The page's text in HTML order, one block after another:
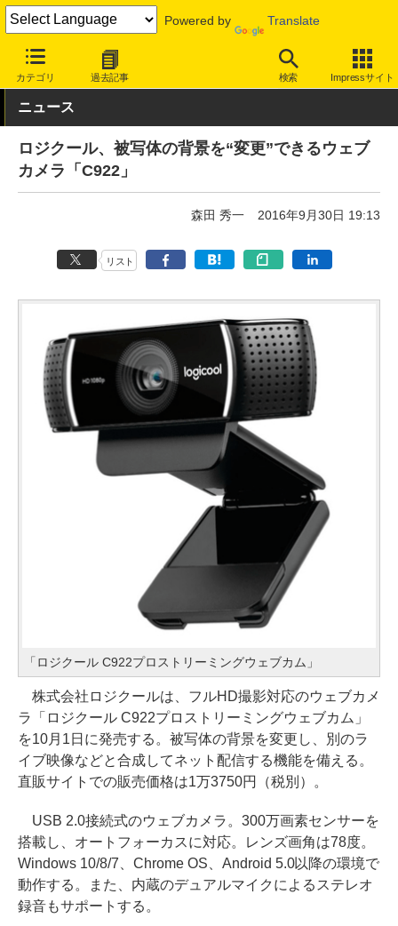
Powered by Translate
カテゴリ 過去記事 検索 Impressサイト
INTERNET Watch ハードウェア
ニュース
ロジクール、被写体の背景を“変更”できるウェブ
カメラ「C922」
森田 秀一 2016年9月30日 19:13
リスト
「ロジクール C922プロストリーミングウェブカム」
株式会社ロジクールは、フルHD撮影対応のウェブカメ
ラ「ロジクール C922プロストリーミングウェブカム」
を10月1日に発売する。被写体の背景を変更し、別のラ
イブ映像などと合成してネット配信する機能を備える。
直販サイトでの販売価格は1万3750円（税別）。
USB 2.0接続式のウェブカメラ。300万画素センサーを
搭載し、オートフォーカスに対応。レンズ画角は78度。
Windows 10/8/7、Chrome OS、Android 5.0以降の環境で
動作する。また、内蔵のデュアルマイクによるステレオ
録音もサポートする。